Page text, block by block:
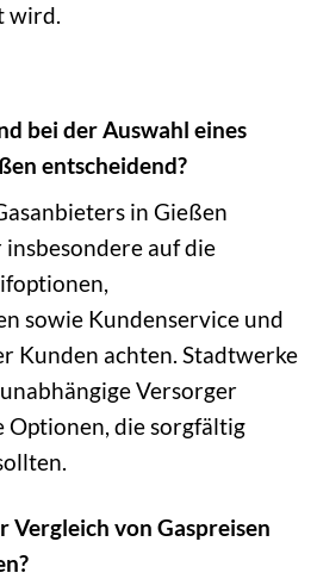
wird.
bei der Auswahl eines
entscheidend?
in Gießen
auf die
sowie Kundenservice und
Kunden achten. Stadtwerke
Versorger
Optionen, die sorgfältig
von Gaspreisen